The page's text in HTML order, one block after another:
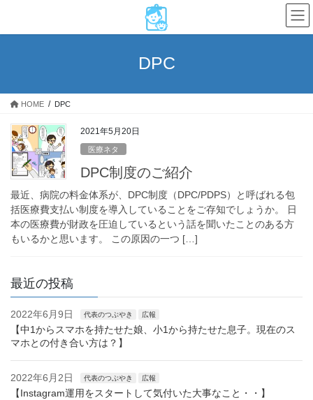
テ
ス
ゲ
ン
DPC
HOME DPC
2021年5月20日
医療ネタ
DPC制度のご紹介
最近、病院の料金体系が、DPC制度（DPC/PDPS）と呼ばれる包
括医療費支払い制度を導入していることをご存知でしょうか。 日
本の医療費が財政を圧迫しているという話を聞いたことのある方
もいるかと思います。 この原因の一つ […]
最近の投稿
2022年6月9日 代表のつぶやき 広報
【中1からスマホを持たせた娘、小1から持たせた息子。現在のス
マホとの付き合い方は？】
2022年6月2日 代表のつぶやき 広報
【Instagram運用をスタートして気付いた大事なこと・・】